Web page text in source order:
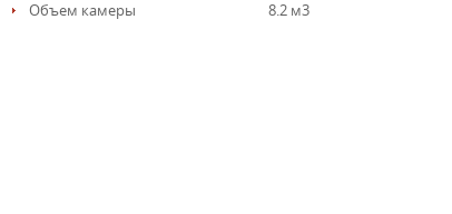
Объем камеры
8.2 м3